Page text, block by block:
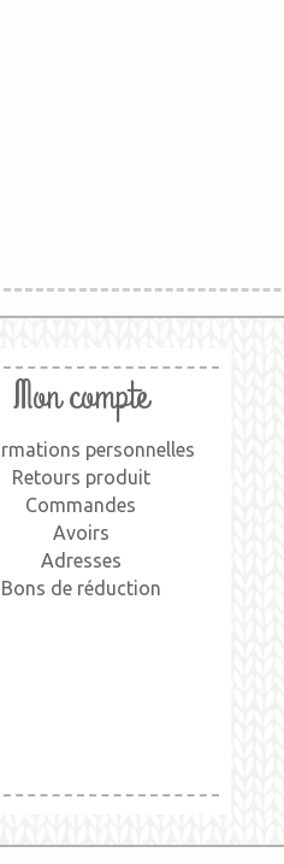
Mon compte
personnelles
Retours produit
Commandes
Avoirs
Adresses
Bons de réduction